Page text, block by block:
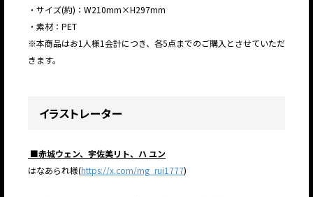
・サイズ(約)：W210mm×H297mm
・素材：PET
※本商品はお1人様1会計につき、各5点までのご購入とさせていただ
きます。
イラストレーター
■赤城ウェン、宇佐美リト、ハ ユン
はなあられ様(https://x.com/mg_rui1777)